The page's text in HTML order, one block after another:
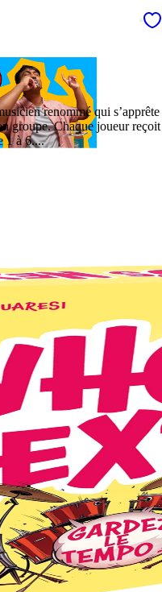
renommé qui s’apprête
groupe. Chaque joueur reçoit
1 à 6....